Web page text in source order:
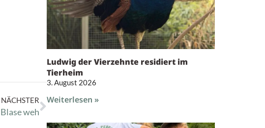
NÄCHSTER
weh
Ludwig der Vierzehnte residiert im
Tierheim
3. August 2026
Weiterlesen »